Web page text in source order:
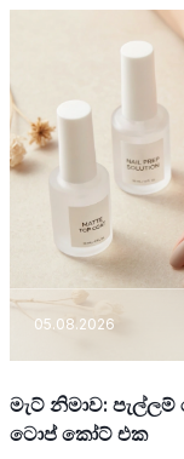
05.08.2026
මැට් නිමාව:
ටොප් කෝට් එක